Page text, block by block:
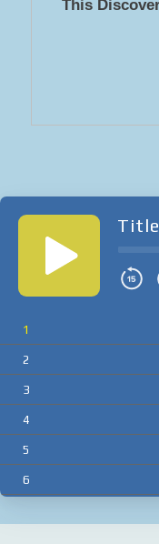
Title
1
2
3
4
5
6